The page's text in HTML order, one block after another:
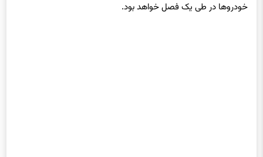
خودروها در طی یک فصل خواهد بود.